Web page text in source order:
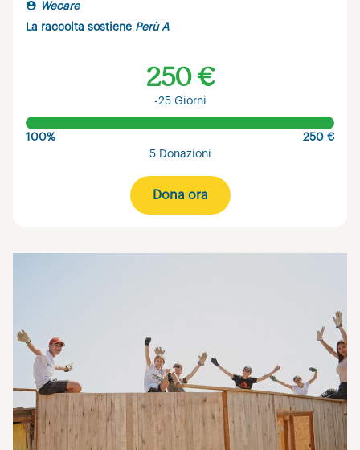
Wecare
La raccolta sostiene Perù A
250 €
-25 Giorni
100%
250 €
5 Donazioni
Dona ora